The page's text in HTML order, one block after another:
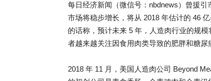
每日经济新闻（微信号：nbdnews）曾援
市场将稳步增长，将从 2018 年估计的 46
的话称，预计未来 5 年，人造肉行业的规
者越来越关注因食用肉类导致的肥胖和糖尿
2018 年 11 月，美国人造肉公司 Beyond